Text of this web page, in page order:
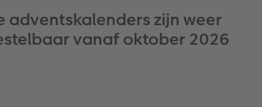
adventskalenders zijn weer
vanaf oktober 2026